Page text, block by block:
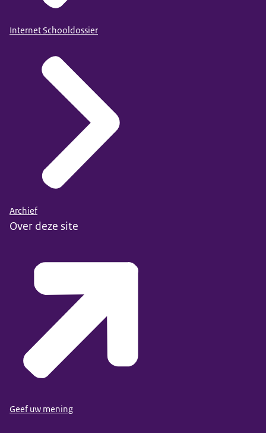
Internet Schooldossier
Archief
Over deze site
Geef uw mening